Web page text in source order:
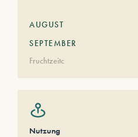
AUGUST
SEPTEMBER
Fruchtzeitc
Nutzung